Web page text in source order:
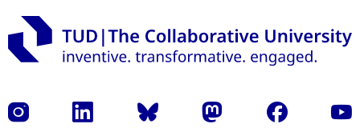
Instagram LinkedIn Bluesky Mastodon Facebook